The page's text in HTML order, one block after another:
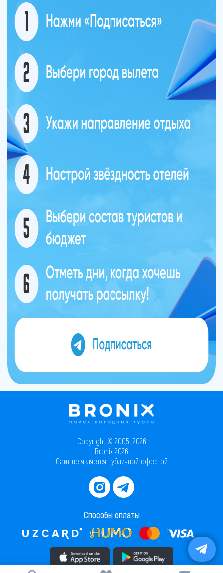
Copyright © 2005–2026
Bronix 2026
Сайт не является публичной офертой
Способы оплаты
Скачать приложение в AppStore Скачать приложение в PlayMarket